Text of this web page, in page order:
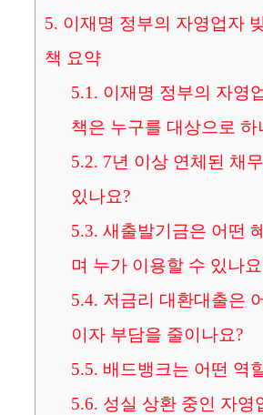
5. 이재명 정부의 자영업자
책 요약
5.1. 이재명 정부의 자영
책은 누구를 대상으로 하
5.2. 7년 이상 연체된 채
있나요?
5.3. 새출발기금은 어떤
며 누가 이용할 수 있나요
5.4. 저금리 대환대출은
이자 부담을 줄이나요?
5.5. 배드뱅크는 어떤 역
5.6. 성실 상환 중인 자영